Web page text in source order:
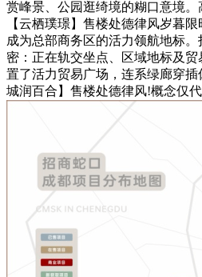
赏峰景、公园逛绮境的糊口意境
【云栖璞璟】售楼处德律风岁暮
成为总部商务区的活力领航地标
密：正在轨交坐点、区域地标及
置了活力贸易广场，连系绿廊穿
城润百合】售楼处德律风!概念仅代